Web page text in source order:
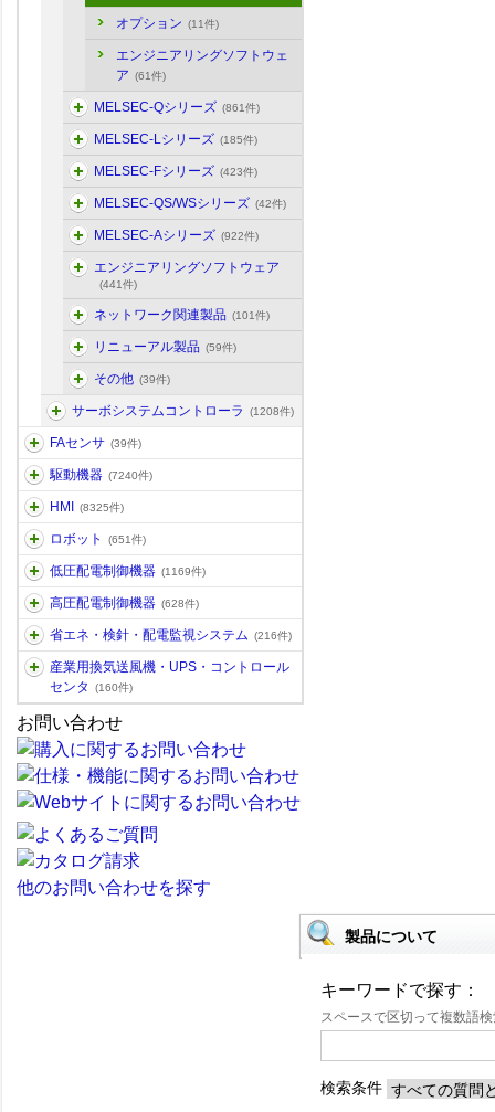
オプション (11件)
エンジニアリングソフトウェ
ア (61件)
MELSEC-Qシリーズ (861件)
MELSEC-Lシリーズ (185件)
MELSEC-Fシリーズ (423件)
MELSEC-QS/WSシリーズ (42件)
MELSEC-Aシリーズ (922件)
エンジニアリングソフトウェア
(441件)
ネットワーク関連製品 (101件)
リニューアル製品 (59件)
その他 (39件)
サーボシステムコントローラ (1208件)
FAセンサ (39件)
駆動機器 (7240件)
HMI (8325件)
ロボット (651件)
低圧配電制御機器 (1169件)
高圧配電制御機器 (628件)
省エネ・検針・配電監視システム (216件)
産業用換気送風機・UPS・コントロール
センタ
(160件)
お問い合わせ
他のお問い合わせを探す
製品について
キーワードで探す：
スペースで区切って複数語
検索条件